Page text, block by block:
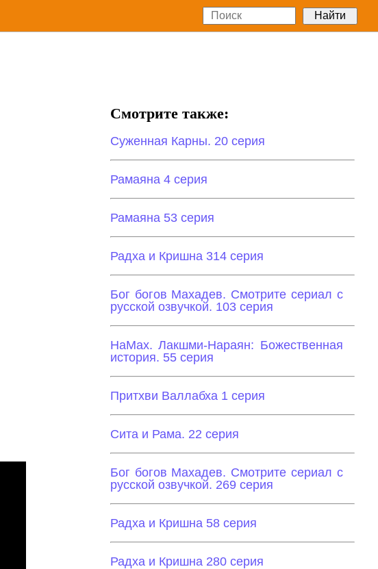
Смотрите также:
Суженная Карны. 20 серия
Рамаяна 4 серия
Рамаяна 53 серия
Радха и Кришна 314 серия
Бог богов Махадев. Смотрите сериал с
русской озвучкой. 103 серия
НаМах. Лакшми-Нараян: Божественная
история. 55 серия
Притхви Валлабха 1 серия
Сита и Рама. 22 серия
Бог богов Махадев. Смотрите сериал с
русской озвучкой. 269 серия
Радха и Кришна 58 серия
Радха и Кришна 280 серия